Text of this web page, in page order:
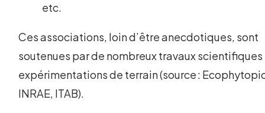
etc.
Ces associations, loin d’être anecdotiques, sont
soutenues par de nombreux travaux
expérimentations de terrain (source :
INRAE, ITAB).